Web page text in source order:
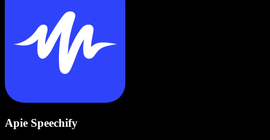
Apie Speechify